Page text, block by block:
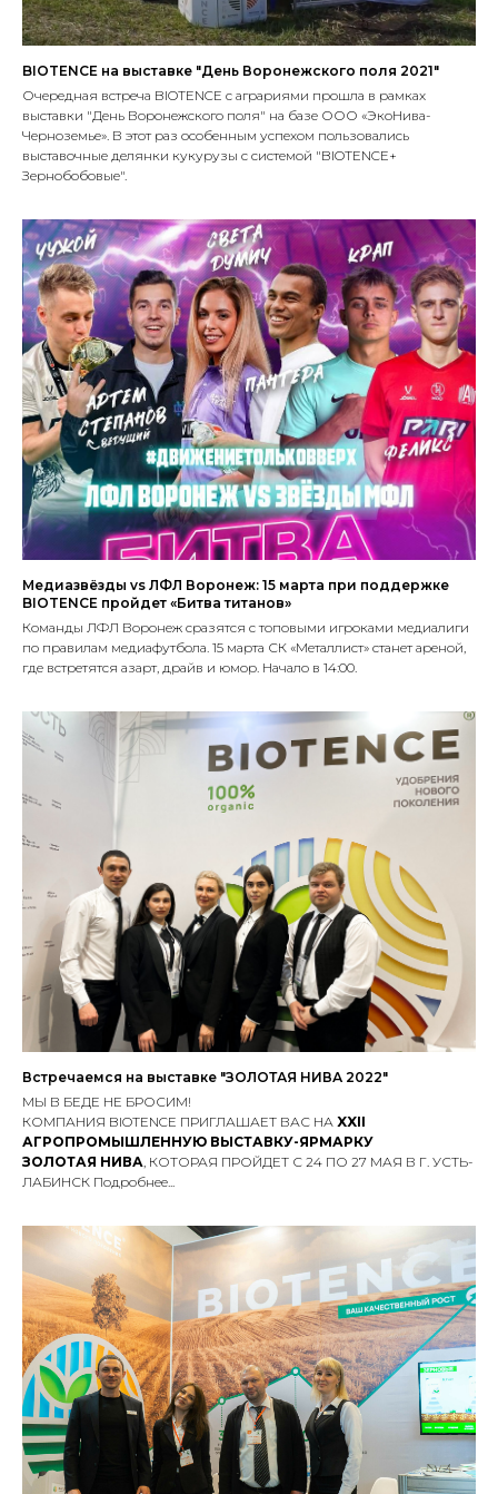
BIOTENCE на выставке "День Воронежского поля 2021"
Очередная встреча BIOTENCE с аграриями прошла в рамках
выставки "День Воронежского поля" на базе ООО «ЭкоНива-
Черноземье». В этот раз особенным успехом пользовались
выставочные делянки кукурузы с системой "BIOTENCE+
Зернобобовые".
Медиазвёзды vs ЛФЛ Воронеж: 15 марта при поддержке
BIOTENCE пройдет «Битва титанов»
Команды ЛФЛ Воронеж сразятся с топовыми игроками медиалиги
по правилам медиафутбола. 15 марта СК «Металлист» станет ареной,
где встретятся азарт, драйв и юмор. Начало в 14:00.
Встречаемся на выставке "ЗОЛОТАЯ НИВА 2022"
МЫ В БЕДЕ НЕ БРОСИМ!
КОМПАНИЯ BIOTENCE ПРИГЛАШАЕТ ВАС НА XXII
АГРОПРОМЫШЛЕННУЮ ВЫСТАВКУ-ЯРМАРКУ
ЗОЛОТАЯ НИВА, КОТОРАЯ ПРОЙДЕТ С 24 ПО 27 МАЯ В Г. УСТЬ-
ЛАБИНСК Подробнее...